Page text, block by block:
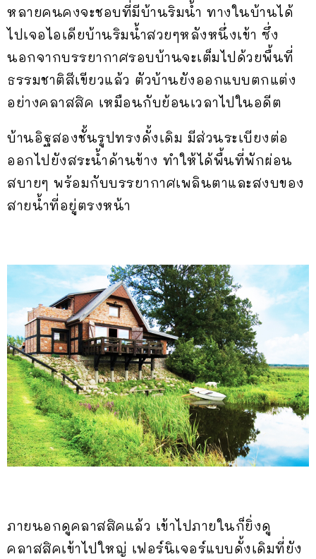
หลายคนคงจะชอบที่มีบ้านริมน้ำ ทางในบ้านได้
ไปเจอไอเดียบ้านริมน้ำสวยๆหลังหนึ่งเข้า ซึ่ง
นอกจากบรรยากาศรอบบ้านจะเต็มไปด้วยพื้นที่
ธรรมชาติสีเขียวแล้ว ตัวบ้านยังออกแบบตกแต่ง
อย่างคลาสสิค เหมือนกับย้อนเวลาไปในอดีต
บ้านอิฐสองชั้นรูปทรงดั้งเดิม มีส่วนระเบียงต่อ
ออกไปยังสระน้ำด้านข้าง ทำให้ได้พื้นที่พักผ่อน
สบายๆ พร้อมกับบรรยากาศเพลินตาและสงบของ
สายน้ำที่อยู่ตรงหน้า
ภายนอกดูคลาสสิคแล้ว เข้าไปภายในก็ยิ่งดู
คลาสสิคเข้าไปใหญ่ เฟอร์นิเจอร์แบบดั้งเดิมที่ยัง